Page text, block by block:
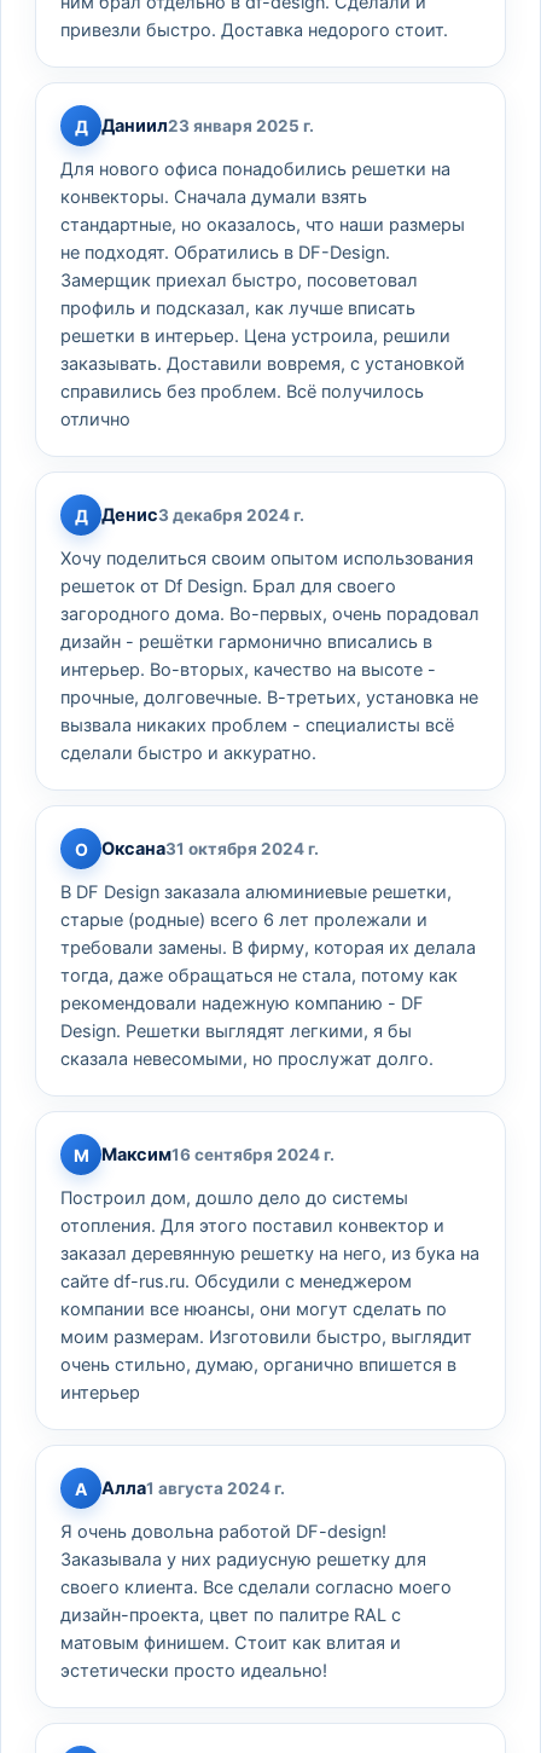
привезли быстро. Доставка недорого стоит.
Д Даниил23 января 2025 г.
Для нового офиса понадобились решетки на
конвекторы. Сначала думали взять
стандартные, но оказалось, что наши размеры
не подходят. Обратились в DF-Design.
Замерщик приехал быстро, посоветовал
профиль и подсказал, как лучше вписать
решетки в интерьер. Цена устроила, решили
заказывать. Доставили вовремя, с установкой
справились без проблем. Всё получилось
отлично
Д Денис3 декабря 2024 г.
Хочу поделиться своим опытом использования
решеток от Df Design. Брал для своего
загородного дома. Во-первых, очень порадовал
дизайн - решётки гармонично вписались в
интерьер. Во-вторых, качество на высоте -
прочные, долговечные. В-третьих, установка не
вызвала никаких проблем - специалисты всё
сделали быстро и аккуратно.
О Оксана31 октября 2024 г.
В DF Design заказала алюминиевые решетки,
старые (родные) всего 6 лет пролежали и
требовали замены. В фирму, которая их делала
тогда, даже обращаться не стала, потому как
рекомендовали надежную компанию - DF
Design. Решетки выглядят легкими, я бы
сказала невесомыми, но прослужат долго.
М Максим16 сентября 2024 г.
Построил дом, дошло дело до системы
отопления. Для этого поставил конвектор и
заказал деревянную решетку на него, из бука на
сайте df-rus.ru. Обсудили с менеджером
компании все нюансы, они могут сделать по
моим размерам. Изготовили быстро, выглядит
очень стильно, думаю, органично впишется в
интерьер
А Алла1 августа 2024 г.
Я очень довольна работой DF-design!
Заказывала у них радиусную решетку для
своего клиента. Все сделали согласно моего
дизайн-проекта, цвет по палитре RAL с
матовым финишем. Стоит как влитая и
эстетически просто идеально!